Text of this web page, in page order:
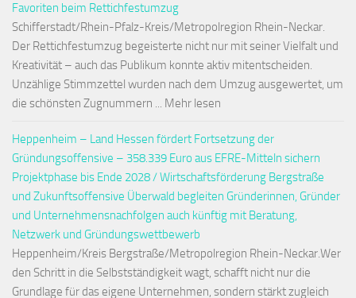
Favoriten beim Rettichfestumzug
Schifferstadt/Rhein-Pfalz-Kreis/Metropolregion Rhein-Neckar.
Der Rettichfestumzug begeisterte nicht nur mit seiner Vielfalt und
Kreativität – auch das Publikum konnte aktiv mitentscheiden.
Unzählige Stimmzettel wurden nach dem Umzug ausgewertet, um
die schönsten Zugnummern ... Mehr lesen
Heppenheim – Land Hessen fördert Fortsetzung der
Gründungsoffensive – 358.339 Euro aus EFRE-Mitteln sichern
Projektphase bis Ende 2028 / Wirtschaftsförderung Bergstraße
und Zukunftsoffensive Überwald begleiten Gründerinnen, Gründer
und Unternehmensnachfolgen auch künftig mit Beratung,
Netzwerk und Gründungswettbewerb
Heppenheim/Kreis Bergstraße/Metropolregion Rhein-Neckar.Wer
den Schritt in die Selbstständigkeit wagt, schafft nicht nur die
Grundlage für das eigene Unternehmen, sondern stärkt zugleich